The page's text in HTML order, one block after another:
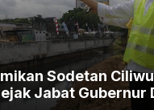
Sodetan
Jabat Gubernur